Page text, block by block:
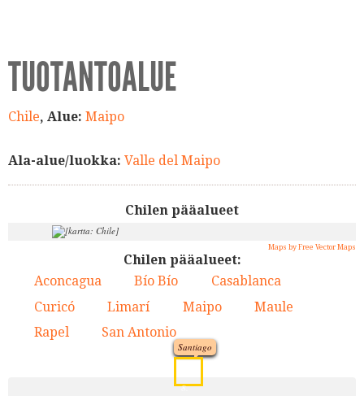
TUOTANTOALUE
Chile, Alue: Maipo
Ala-alue/luokka: Valle del Maipo
Chilen pääalueet
Santiago
8.
Maps by Free Vector Maps
Chilen pääalueet:
Aconcagua Bío Bío Casablanca
Curicó Limarí Maipo Maule
Rapel San Antonio